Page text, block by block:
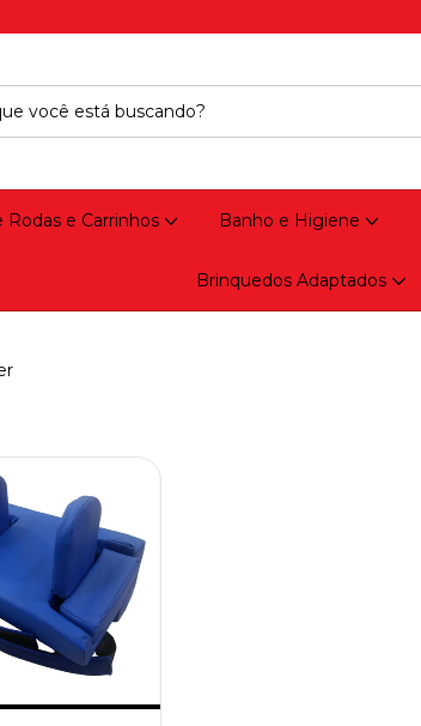
Rodas e Carrinhos Banho e Higiene
Brinquedos Adaptados